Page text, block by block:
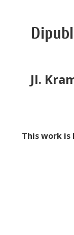
Jl.
This work is